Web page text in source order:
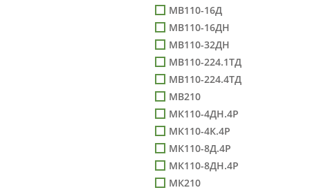
МВ110-16Д
МВ110-16ДН
МВ110-32ДН
МВ110-224.1ТД
МВ110-224.4ТД
МВ210
МК110-4ДН.4Р
МК110-4К.4Р
МК110-8Д.4Р
МК110-8ДН.4Р
МК210